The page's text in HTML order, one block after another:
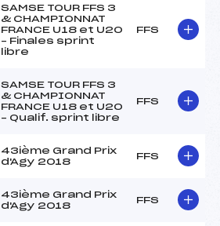
SAMSE TOUR FFS 3
& CHAMPIONNAT
FRANCE U18 et U20
– Finales sprint
libre
FFS
SAMSE TOUR FFS 3
& CHAMPIONNAT
FRANCE U18 et U20
– Qualif. sprint libre
FFS
43ième Grand Prix
d'Agy 2018
FFS
43ième Grand Prix
d'Agy 2018
FFS